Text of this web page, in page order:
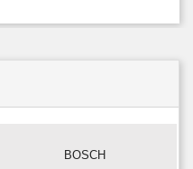
BOSCH